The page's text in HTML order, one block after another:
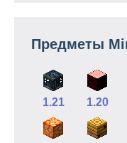
Предметы
1.21 1.20